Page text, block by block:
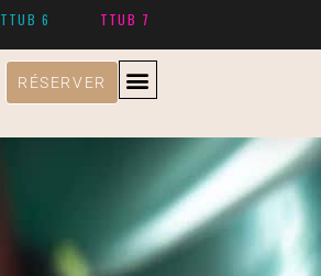
RÉSERVER
TTUB 6 TTUB 7